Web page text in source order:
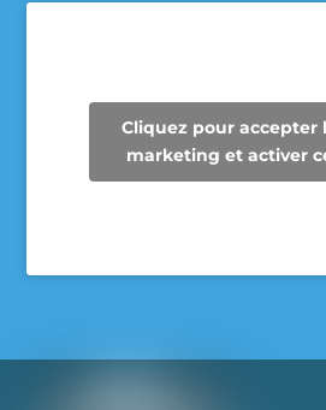
Voici le beau résultat de la
Un immense merci à tous les
participé et contribué à faire
les élèves et pour notre
Cliquez pour accepter
marketing et activer